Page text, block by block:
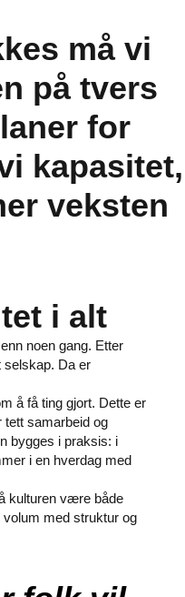
må vi
på tvers
for
kapasitet,
veksten
i alt
noen gang. Etter
selskap. Da er
å få ting gjort. Dette er
tett samarbeid og
bygges i praksis: i
i en hverdag med
kulturen være både
volum med struktur og